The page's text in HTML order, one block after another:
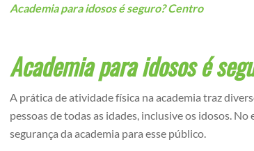
Academia para idosos é seguro? Centro
Academia para idosos é
A prática de atividade física na academia traz
pessoas de todas as idades, inclusive os idosos.
segurança da academia para esse público.